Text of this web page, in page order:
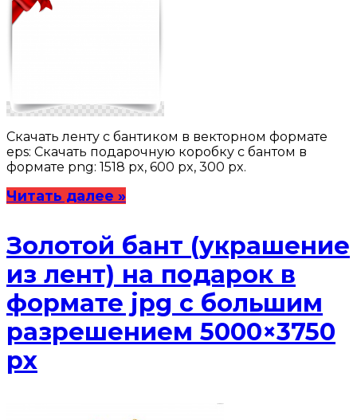
Скачать ленту с бантиком в векторном формате
eps: Скачать подарочную коробку с бантом в
формате png: 1518 px, 600 px, 300 px.
Читать далее »
Золотой бант (украшение
из лент) на подарок в
формате jpg с большим
разрешением 5000×3750
px